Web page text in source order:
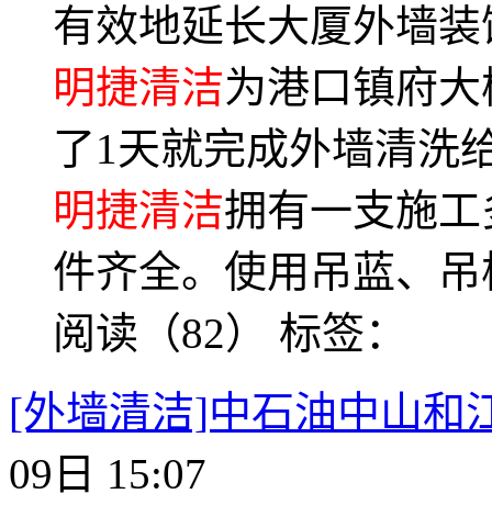
有效地延长大厦外墙
明捷清洁为港口镇府
了1天就完成外墙清洗
明捷清洁拥有一支施
件齐全。使用吊蓝、
阅读（82） 标签：
[外墙清洁]中石油中山和
09日 15:07